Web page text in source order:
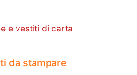
e vestiti di carta
da stampare